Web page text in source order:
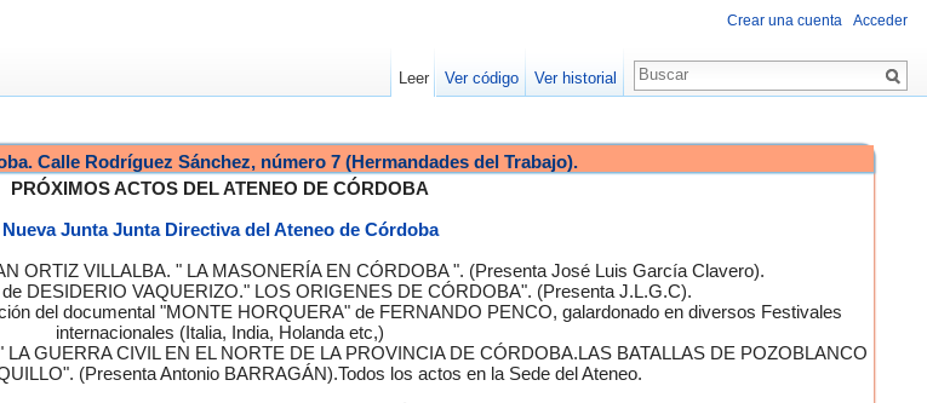
Calle Rodríguez Sánchez, número 7 (Hermandades del Trabajo).
PRÓXIMOS ACTOS DEL ATENEO DE CÓRDOBA
Nueva Junta Junta Directiva del Ateneo de Córdoba
ORTIZ VILLALBA. " LA MASONERÍA EN CÓRDOBA ". (Presenta José Luis García Clavero).
DESIDERIO VAQUERIZO." LOS ORIGENES DE CÓRDOBA". (Presenta J.L.G.C).
del documental "MONTE HORQUERA" de FERNANDO PENCO, galardonado en diversos Festivales
internacionales (Italia, India, Holanda etc,)
GUERRA CIVIL EN EL NORTE DE LA PROVINCIA DE CÓRDOBA.LAS BATALLAS DE POZOBLANCO
(Presenta Antonio BARRAGÁN).Todos los actos en la Sede del Ateneo.
Crear una cuenta Acceder
Leer Ver código Ver historial